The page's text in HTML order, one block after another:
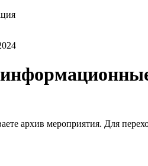
архив мероприятия. Для